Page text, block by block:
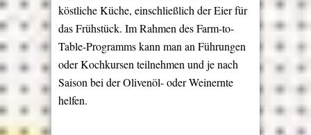
köstliche Küche, einschließlich der Eier für
das Frühstück. Im Rahmen des Farm-to-
Table-Programms kann man an Führungen
oder Kochkursen teilnehmen und je nach
Saison bei der Olivenöl- oder Weinernte
helfen.